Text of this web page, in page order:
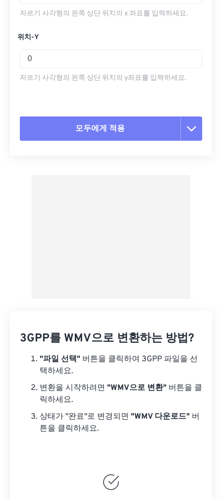
자르기 사각형의 왼쪽 상단 위치의 x 좌표를 입력하세요.
위치-Y
자르기 사각형의 왼쪽 상단 위치의 y좌표를 입력하세요.
모두에게 적용
3GPP를 WMV으로 변환하는 방법?
"파일 선택" 버튼을 클릭하여 3GPP 파일을 선
택하세요.
변환을 시작하려면 "WMV으로 변환" 버튼을 클
릭하세요.
상태가 "완료"로 변경되면 "WMV 다운로드" 버
튼을 클릭하세요.